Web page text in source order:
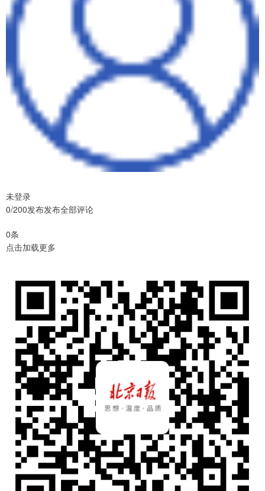
未登录
0/200发布发布全部评论
0条
点击加载更多